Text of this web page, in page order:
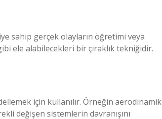
sahip gerçek olayların öğretimi veya
ele alabilecekleri bir çıraklık tekniğidir.
için kullanılır. Örneğin aerodinamik
değişen sistemlerin davranışını